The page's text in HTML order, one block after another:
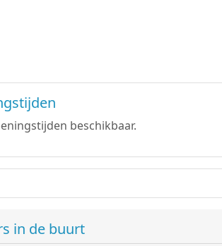
beschikbaar.
in de buurt